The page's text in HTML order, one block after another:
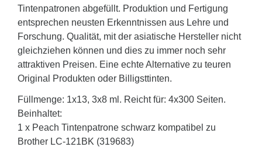
Tintenpatronen abgefüllt. Produktion und Fertigung
entsprechen neusten Erkenntnissen aus Lehre und
Forschung. Qualität, mit der asiatische Hersteller nicht
gleichziehen können und dies zu immer noch sehr
attraktiven Preisen. Eine echte Alternative zu teuren
Original Produkten oder Billigsttinten.
Füllmenge: 1x13, 3x8 ml. Reicht für: 4x300 Seiten.
Beinhaltet:
1 x Peach Tintenpatrone schwarz kompatibel zu
Brother LC-121BK (319683)